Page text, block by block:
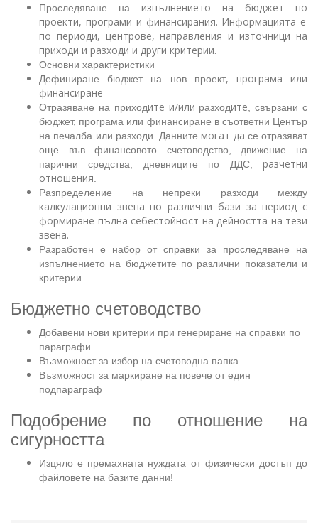
Проследяване на изпълнението на бюджет по
проекти, програми и финансирания. Информацията е
по периоди, центрове, направления и източници на
приходи и разходи и други критерии.
Основни характеристики
Дефиниране бюджет на нов проект, програма или
финансиране
Отразяване на приходите и/или разходите , свързани с
бюджет, програма или финансиране в съответни Център
на печалба или разходи. Данните могат да се отразяват
още във финансовото счетоводство, движение на
парични средства, дневниците по ДДС,
разчетни
отношения
Разпределение на непреки разходи между
калкулационни звенапо различни бази за период с
формиране пълна себестойност на дейността на тези
звена.
Разработен е набор от справки за проследяване на
изпълнението на бюджетите по различни показатели и
критерии.
Бюджетно счетоводство
Добавени нови критерии при генериране на справки по
параграфи
Възможност за избор на счетоводна папка
Възможност за маркиране на повече от един
подпараграф
Подобрение по отношение на
сигурността
Изцяло е премахната нуждата от физически достъп до
файловете на базите данни!